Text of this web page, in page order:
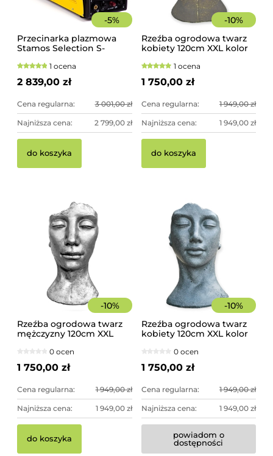
-5%
Przecinarka plazmowa
Stamos Selection S-
1 ocena
2 839,00 zł
Cena regularna: 3 001,00 zł
Najniższa cena: 2 799,00 zł
do koszyka
-10%
Rzeźba ogrodowa twarz
kobiety 120cm XXL kolor
betonowa - imponująca
dekoracja ogrodowa
1 ocena
1 750,00 zł
Cena regularna: 1 949,00 zł
Najniższa cena: 1 949,00 zł
do koszyka
-10%
Rzeźba ogrodowa twarz
mężczyzny 120cm XXL
imponująca dekoracja
ogrodowa
0 ocen
1 750,00 zł
Cena regularna: 1 949,00 zł
Najniższa cena: 1 949,00 zł
do koszyka
-10%
Rzeźba ogrodowa twarz
kobiety 120cm XXL kolor
- imponująca dekoracja
ogrodowa
0 ocen
1 750,00 zł
Cena regularna: 1 949,00 zł
Najniższa cena: 1 949,00 zł
powiadom o
dostępności